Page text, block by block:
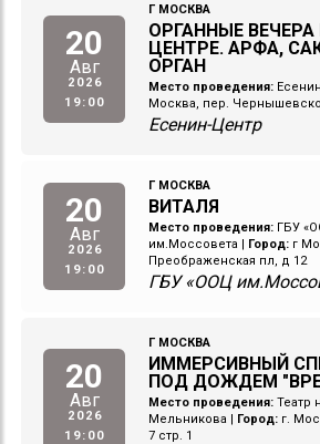
20
Авг
2026
19:00
Г МОСКВА
ОРГАННЫЕ ВЕЧЕРА
ЦЕНТРЕ. АРФА,
ОРГАН
Место проведения:
Москва, пер.
Есенин-Центр
20
Авг
2026
19:00
Г МОСКВА
ВИТАЛЯ
Место проведения: ГБУ
им.Моссовета | Город: г
Преображенская пл, д 12
ГБУ «ООЦ
20
Авг
2026
19:00
Г МОСКВА
ИММЕРСИВНЫЙ
ПОД ДОЖДЕМ
Место проведения: Театр
Мельникова | Город: г.
7 стр. 1